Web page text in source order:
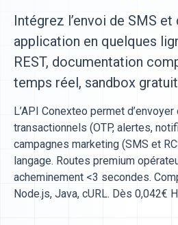
Intégrez l’envoi de SMS et
application en quelques
REST, documentation
temps réel, sandbox
L’API Conexteo permet
transactionnels (OTP, alertes,
campagnes marketing (SMS et
langage. Routes premium
acheminement <3 secondes.
Node.js, Java, cURL. Dès 0,042€